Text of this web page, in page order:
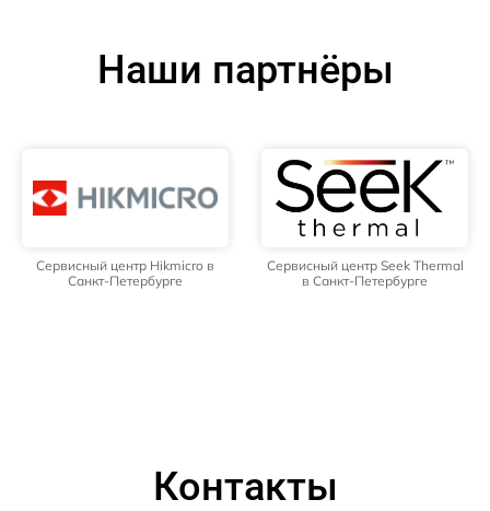
Наши партнёры
Сервисный центр Hikmicro в
Санкт-Петербурге
Сервисный центр Seek Thermal
в Санкт-Петербурге
Контакты